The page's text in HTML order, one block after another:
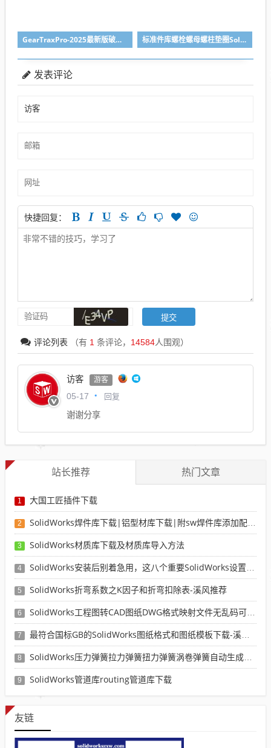
GearTraxPro-2025最新版破解版下载，免注册免破解直接用SolidWorks齿轮/链轮/带轮插件 标准件库螺栓螺母螺柱垫圈SolidWorks标准件插件
发表评论
快捷回复：
评论列表 （有 1 条评论， 14584人围观）
访客 游客
05-17 回复
谢谢分享
站长推荐 热门文章
1 大国工匠插件下载
2 SolidWorks焊件库下载|铝型材库下载|附sw焊件库添加配置使用教程
3 SolidWorks材质库下载及材质库导入方法
4 SolidWorks安装后别着急用，这八个重要SolidWorks设置可以提高你的画图效率
5 SolidWorks折弯系数之K因子和折弯扣除表-溪风推荐
6 SolidWorks工程图转CAD图纸DWG格式映射文件无乱码可分层-溪风亲测推荐
7 最符合国标GB的SolidWorks图纸格式和图纸模板下载-溪风专用版
8 SolidWorks压力弹簧拉力弹簧扭力弹簧涡卷弹簧自动生成宏程序下载
9 SolidWorks管道库routing管道库下载
友链